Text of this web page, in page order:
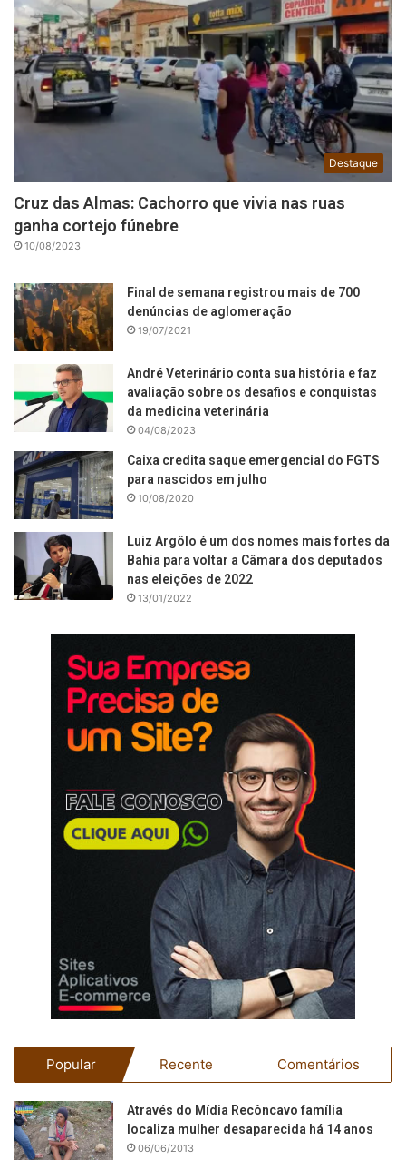
Destaque
Cruz das Almas: Cachorro que vivia nas ruas
ganha cortejo fúnebre
10/08/2023
Final de semana registrou mais de 700
denúncias de aglomeração
19/07/2021
André Veterinário conta sua história e faz
avaliação sobre os desafios e conquistas
da medicina veterinária
04/08/2023
Caixa credita saque emergencial do FGTS
para nascidos em julho
10/08/2020
Luiz Argôlo é um dos nomes mais fortes da
Bahia para voltar a Câmara dos deputados
nas eleições de 2022
13/01/2022
Popular Recente Comentários
Através do Mídia Recôncavo família
localiza mulher desaparecida há 14 anos
06/06/2013